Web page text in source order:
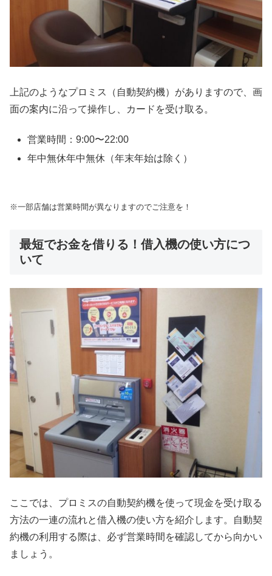
上記のようなプロミス（自動契約機）がありますので、画
面の案内に沿って操作し、カードを受け取る。
営業時間：9:00〜22:00
年中無休年中無休（年末年始は除く）
※一部店舗は営業時間が異なりますのでご注意を！
最短でお金を借りる！借入機の使い方につ
いて
ここでは、プロミスの自動契約機を使って現金を受け取る
方法の一連の流れと借入機の使い方を紹介します。自動契
約機の利用する際は、必ず営業時間を確認してから向かい
ましょう。